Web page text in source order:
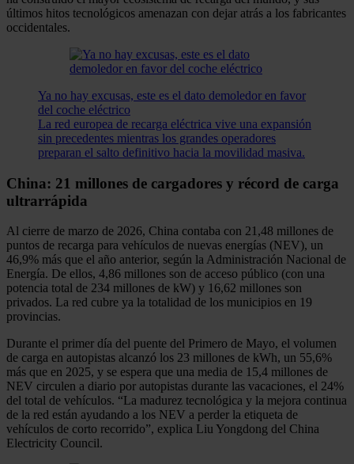
últimos hitos tecnológicos amenazan con dejar atrás a los fabricantes
occidentales.
Ya no hay excusas, este es el dato demoledor en favor
del coche eléctrico
La red europea de recarga eléctrica vive una expansión
sin precedentes mientras los grandes operadores
preparan el salto definitivo hacia la movilidad masiva.
China: 21 millones de cargadores y récord de carga
ultrarrápida
Al cierre de marzo de 2026, China contaba con 21,48 millones de
puntos de recarga para vehículos de nuevas energías (NEV), un
46,9% más que el año anterior, según la Administración Nacional de
Energía. De ellos, 4,86 millones son de acceso público (con una
potencia total de 234 millones de kW) y 16,62 millones son
privados. La red cubre ya la totalidad de los municipios en 19
provincias.
Durante el primer día del puente del Primero de Mayo, el volumen
de carga en autopistas alcanzó los 23 millones de kWh, un 55,6%
más que en 2025, y se espera que una media de 15,4 millones de
NEV circulen a diario por autopistas durante las vacaciones, el 24%
del total de vehículos. “La madurez tecnológica y la mejora continua
de la red están ayudando a los NEV a perder la etiqueta de
vehículos de corto recorrido”, explica Liu Yongdong del China
Electricity Council.